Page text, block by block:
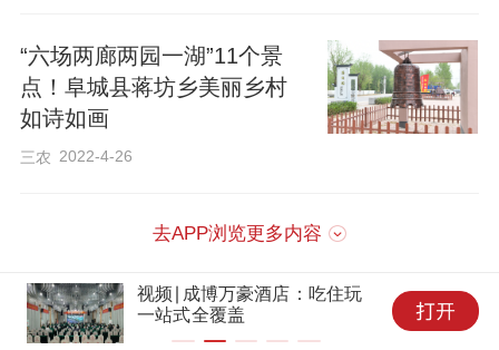
截至目前，东伊村共种植了1000余亩油菜
花，预计每亩可产菜籽近200公斤，不仅提
升了当地的农作物产出，还吸引了大批游
打造了“花田市集”，展销纯手工油菜花蜜、
项目，让游客“带走乡愁”。据统计，该村千
亩油菜花海日均人流量达500余人次。
“六场两廊两园一湖”11个景
点！阜城县蒋坊乡美丽乡村
如诗如画
三农 2022-4-26
去APP浏览更多内容
视频∣成博万豪酒店：吃住玩
一站式全覆盖